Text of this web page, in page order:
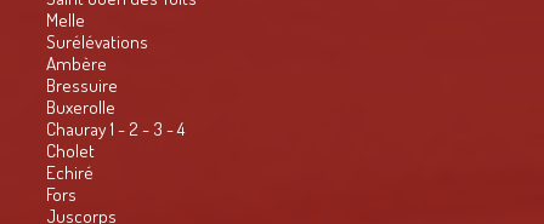
Melle
Surélévations
Ambère
Bressuire
Buxerolle
Chauray 1 - 2 - 3 - 4
Cholet
Echiré
Fors
Juscorps